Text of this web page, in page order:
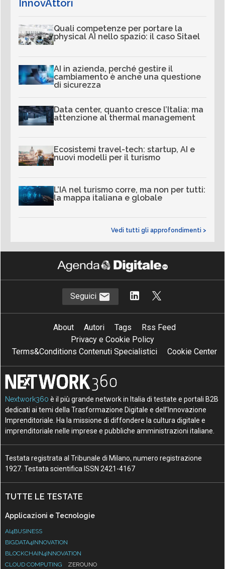
InnovAttori
Quali competenze per portare la
physical AI nello spazio: il caso Sitael
AI in azienda, perché gestire il
cambiamento è anche una questione
di sicurezza
Data center, quanto cresce l’Italia: ma
attenzione al thermal management
Ecosistemi travel-tech: startup, AI e
nuovi modelli per il turismo
L’IA nel turismo corre, ma non per tutti:
la mappa italiana e globale
Vedi tutti gli approfondimenti >
Seguici
About Autori Tags
Rss Feed
Privacy e Cookie Policy
Terms&Conditions Contenuti Specialistici
Cookie Center
Nextwork360 è il più grande network in Italia di testate e portali B2B
dedicati ai temi della Trasformazione Digitale e dell’Innovazione
Imprenditoriale. Ha la missione di diffondere la cultura digitale e
imprenditoriale nelle imprese e pubbliche amministrazioni italiane.
Testata registrata al Tribunale di Milano, numero registrazione
1927. Testata scientifica ISSN 2421-4167
TUTTE LE TESTATE
Applicazioni e Tecnologie
AI4BUSINESS
BIGDATA4INNOVATION
BLOCKCHAIN4INNOVATION
CLOUD COMPUTING
ZEROUNO